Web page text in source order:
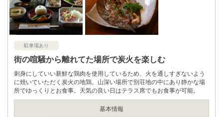
駐車場あり
街の喧騒から離れてた場所で炭火を楽しむ
刺身にしていい新鮮な鶏肉を使用しているため、火を通しすぎないよう
に焼いていただく炭火の地鶏。山深い場所で別荘地の中にあり静かな場
所でゆっくりとお食事。天気の良い日はテラス席でもお食事が可能。
基本情報